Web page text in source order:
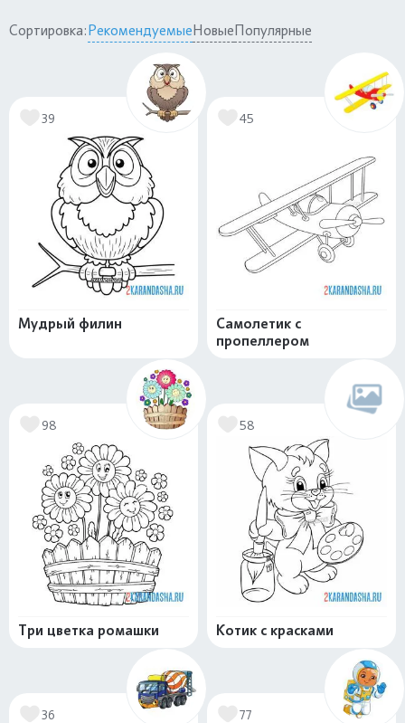
Сортировка:РекомендуемыеНовыеПопулярные
39
Мудрый филин
45
Самолетик с
пропеллером
98
Три цветка ромашки
58
Котик с красками
36 77